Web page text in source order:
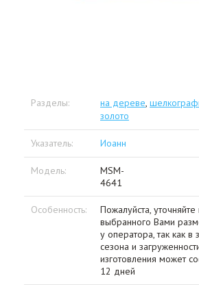
Разделы: на дереве,
золото
Указатель: Иоанн
Модель:
MSM-
4641
Особенность:
Пожалуйста, уточняйте
выбранного Вами
у оператора, так как в
сезона и
изготовления может
12 дней